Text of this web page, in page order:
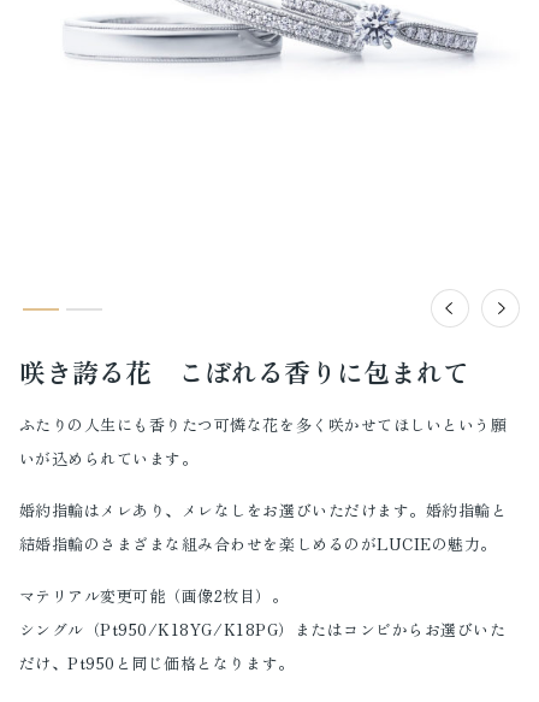
咲き誇る花 こぼれる香りに包まれて
ふたりの人生にも香りたつ可憐な花を多く咲かせてほしいという願
いが込められています。
婚約指輪はメレあり、メレなしをお選びいただけます。婚約指輪と
結婚指輪のさまざまな組み合わせを楽しめるのがLUCIEの魅力。
マテリアル変更可能（画像2枚目）。
シングル（Pt950/K18YG/K18PG）またはコンビからお選びいた
だけ、Pt950と同じ価格となります。